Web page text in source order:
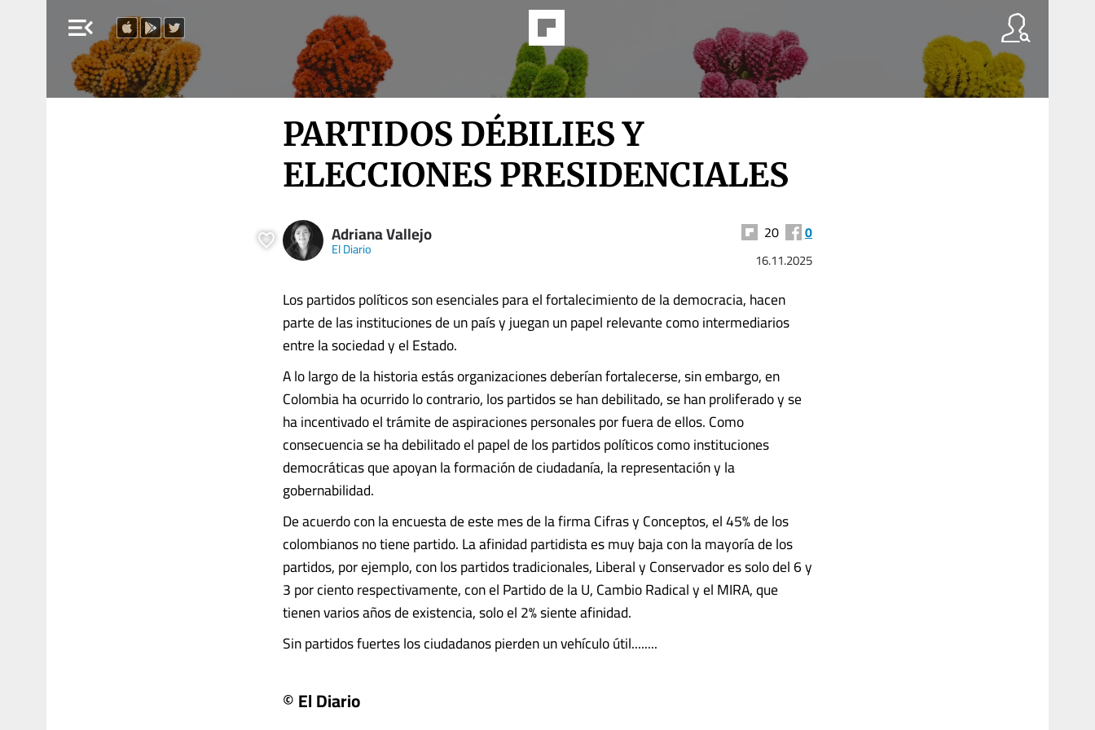
menu_open
PARTIDOS DÉBILIES Y
ELECCIONES PRESIDENCIALES
Adriana Vallejo
El Diario
20 0
16.11.2025
Los partidos políticos son esenciales para el fortalecimiento de la democracia, hacen
parte de las instituciones de un país y juegan un papel relevante como intermediarios
entre la sociedad y el Estado.
A lo largo de la historia estás organizaciones deberían fortalecerse, sin embargo, en
Colombia ha ocurrido lo contrario, los partidos se han debilitado, se han proliferado y se
ha incentivado el trámite de aspiraciones personales por fuera de ellos. Como
consecuencia se ha debilitado el papel de los partidos políticos como instituciones
democráticas que apoyan la formación de ciudadanía, la representación y la
gobernabilidad.
De acuerdo con la encuesta de este mes de la firma Cifras y Conceptos, el 45% de los
colombianos no tiene partido. La afinidad partidista es muy baja con la mayoría de los
partidos, por ejemplo, con los partidos tradicionales, Liberal y Conservador es solo del 6 y
3 por ciento respectivamente, con el Partido de la U, Cambio Radical y el MIRA, que
tienen varios años de existencia, solo el 2% siente afinidad.
Sin partidos fuertes los ciudadanos pierden un vehículo útil........
© El Diario